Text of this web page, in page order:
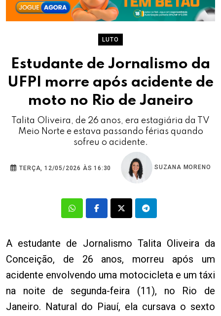
LUTO
Estudante de Jornalismo da
UFPI morre após acidente de
moto no Rio de Janeiro
Talita Oliveira, de 26 anos, era estagiária da TV
Meio Norte e estava passando férias quando
sofreu o acidente.
TERÇA, 12/05/2026 ÀS 16:30 SUZANA MORENO
A estudante de Jornalismo Talita Oliveira da
Conceição, de 26 anos, morreu após um
acidente envolvendo uma motocicleta e um táxi
na noite de segunda-feira (11), no Rio de
Janeiro. Natural do Piauí, ela cursava o sexto